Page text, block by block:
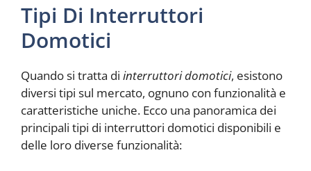
Tipi Di Interruttori
Domotici
Quando si tratta di interruttori domotici, esistono
diversi tipi sul mercato, ognuno con funzionalità e
caratteristiche uniche. Ecco una panoramica dei
principali tipi di interruttori domotici disponibili e
delle loro diverse funzionalità: